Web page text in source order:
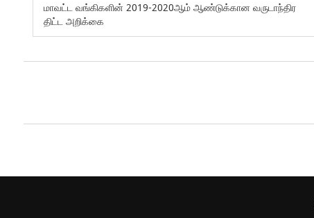
மாவட்ட வங்கிகளின் 2019-2020ஆம் ஆண்டுக்கான வருடாந்திர
திட்ட அறிக்கை